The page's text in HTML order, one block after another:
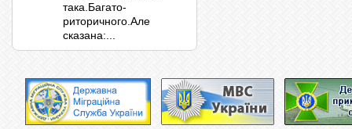
така.Багато-
риторичного.Але
сказана:...